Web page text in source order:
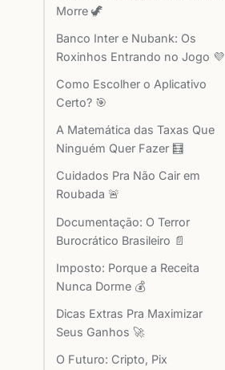
Morre 🦖
Banco Inter e Nubank: Os
Roxinhos Entrando no Jogo 💜
Como Escolher o Aplicativo
Certo? 🎯
A Matemática das Taxas Que
Ninguém Quer Fazer 🧮
Cuidados Pra Não Cair em
Roubada 🚨
Documentação: O Terror
Burocrático Brasileiro 📄
Imposto: Porque a Receita
Nunca Dorme 💰
Dicas Extras Pra Maximizar
Seus Ganhos 🚀
O Futuro: Cripto, Pix